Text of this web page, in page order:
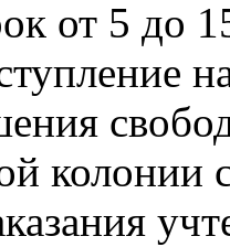
от 5 до
колонии